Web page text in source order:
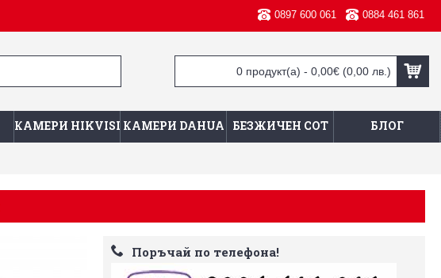
0897 600 061 0884 461 861
0 продукт(а) - 0,00€(0,00 лв.)
КАМЕРИ HIKVISIONКАМЕРИ DAHUA БЕЗЖИЧЕН СОТ БЛОГ
Поръчай по телефона!